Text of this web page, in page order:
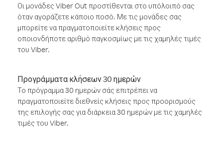
Οι μονάδες Viber Out προστίθενται στο υπόλοιπό σας
όταν αγοράζετε κάποιο ποσό. Με τις μονάδες σας
μπορείτε να πραγματοποιείτε κλήσεις προς
οποιονδήποτε αριθμό παγκοσμίως με τις χαμηλές τιμές
του Viber.
Προγράμματα κλήσεων 30 ημερών
Το πρόγραμμα 30 ημερών σάς επιτρέπει να
πραγματοποιείτε διεθνείς κλήσεις προς προορισμούς
της επιλογής σας για διάρκεια 30 ημερών με τις χαμηλές
τιμές του Viber.